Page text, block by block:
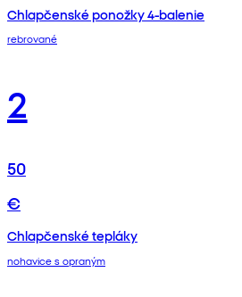
Chlapčenské ponožky 4-balenie
rebrované
2
50
€
Chlapčenské tepláky
nohavice s opraným